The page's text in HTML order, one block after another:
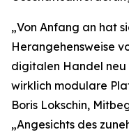
„Von Anfang an hat
Herangehensweise
digitalen Handel neu
wirklich modulare
Boris Lokschin,
„Angesichts des